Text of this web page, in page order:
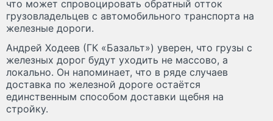
что может спровоцировать обратный отток
грузовладельцев с автомобильного транспорта на
железные дороги.
Андрей Ходеев (ГК «Базальт») уверен, что грузы с
железных дорог будут уходить не массово, а
локально. Он напоминает, что в ряде случаев
доставка по железной дороге остаётся
единственным способом доставки щебня на
стройку.